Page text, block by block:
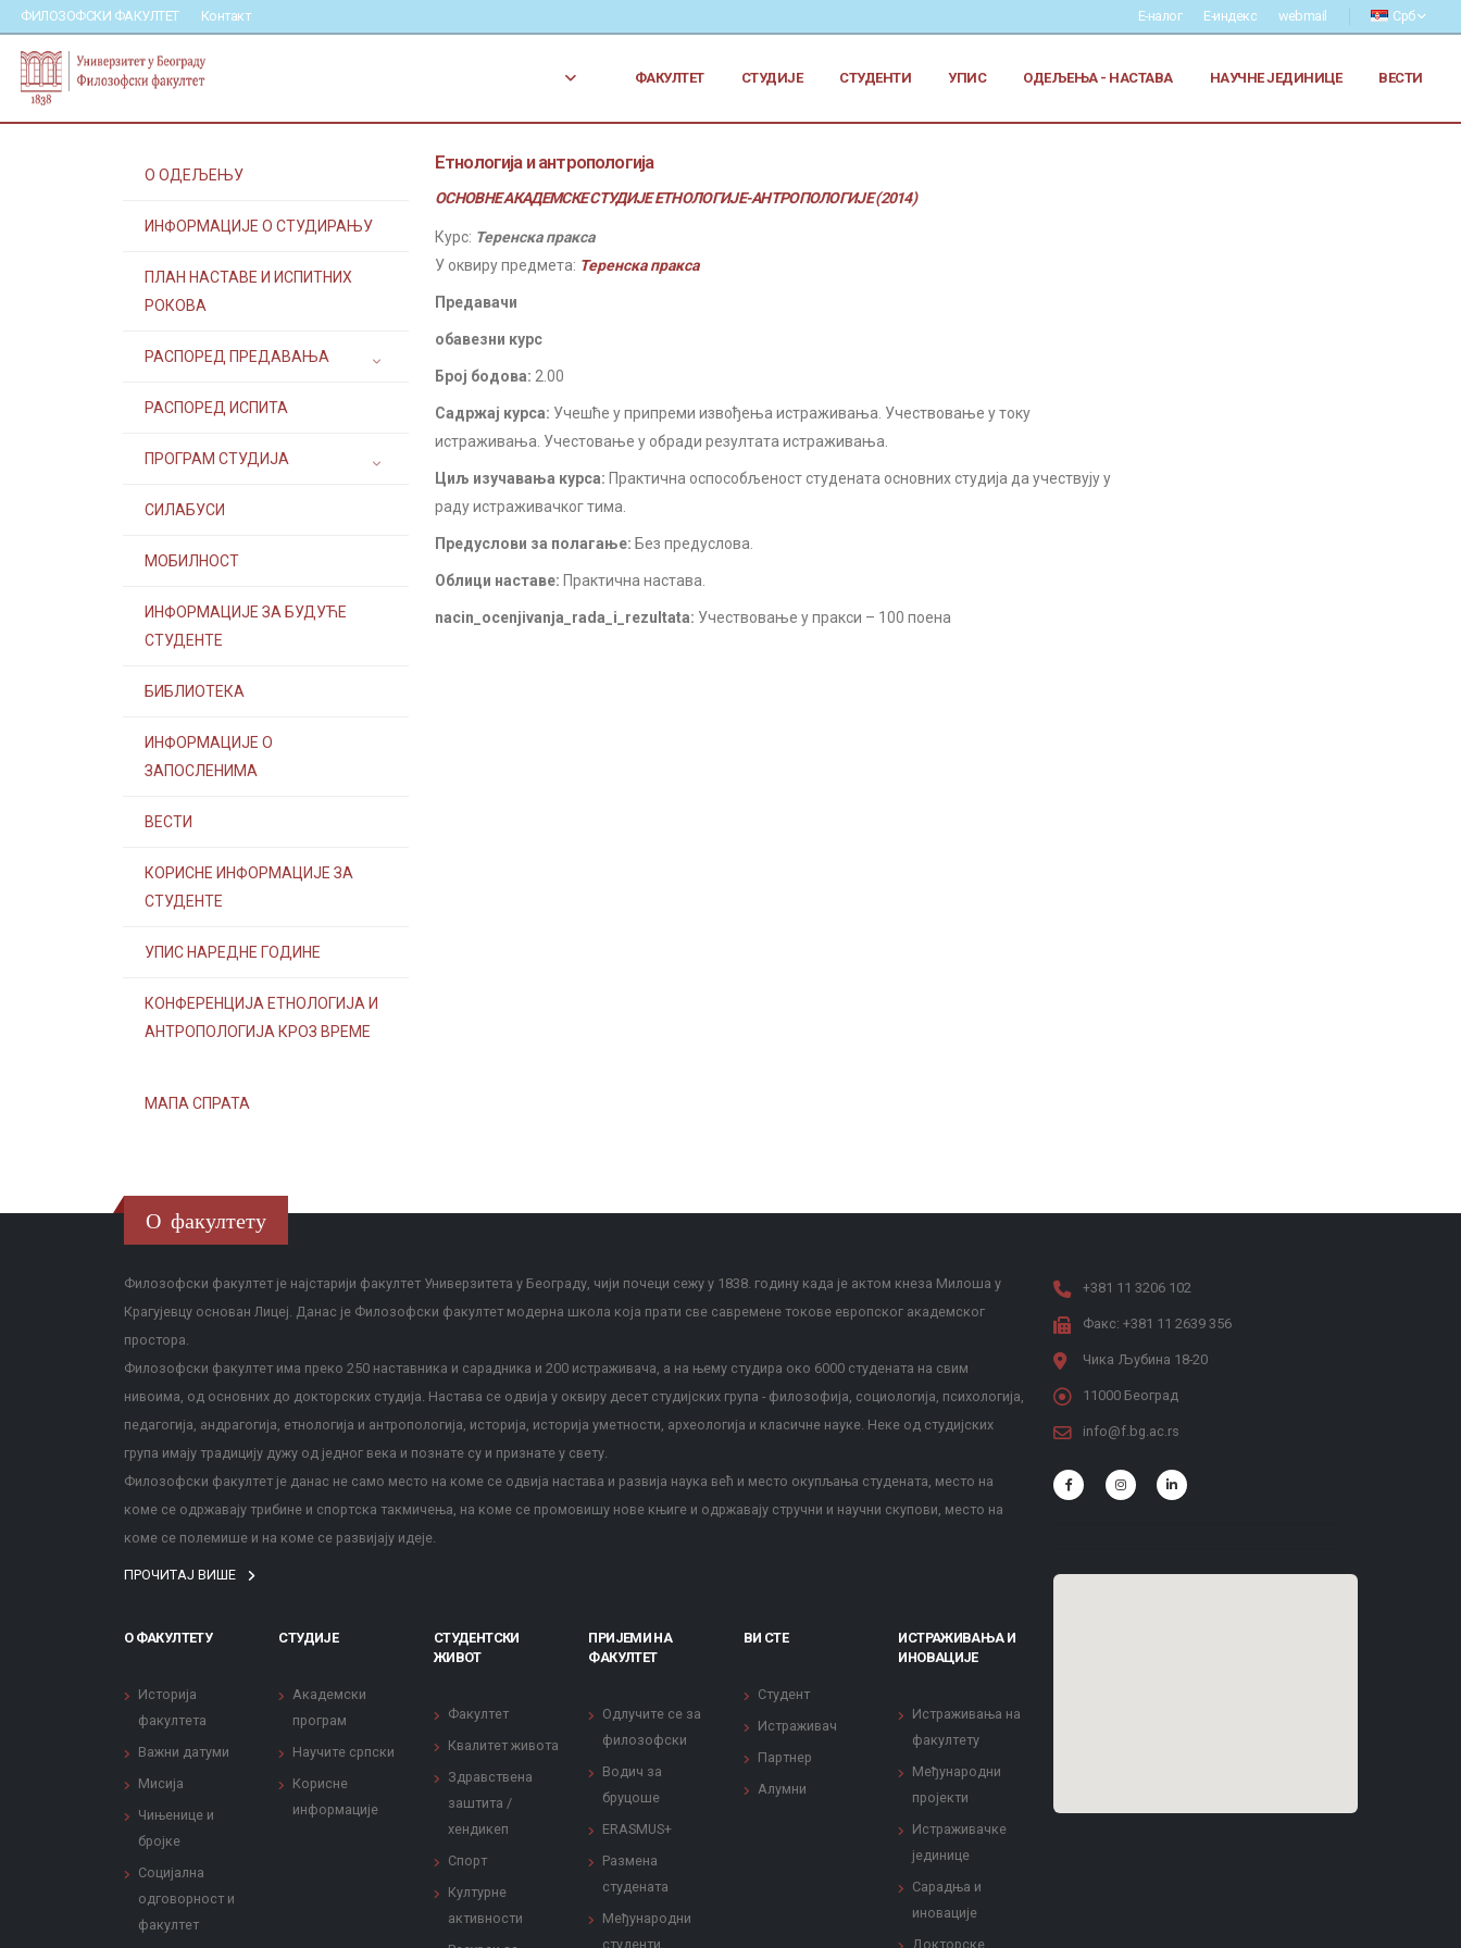
ФИЛОЗОФСКИ ФАКУЛТЕТ Контакт Е-налог Е-индекс webmail Срб
ФАКУЛТЕТ СТУДИЈЕ СТУДЕНТИ УПИС ОДЕЉЕЊА - НАСТАВА НАУЧНЕ ЈЕДИНИЦЕ ВЕСТИ
О ОДЕЉЕЊУ
ИНФОРМАЦИЈЕ О СТУДИРАЊУ
ПЛАН НАСТАВЕ И ИСПИТНИХ
РОКОВА
РАСПОРЕД ПРЕДАВАЊА
РАСПОРЕД ИСПИТА
ПРОГРАМ СТУДИЈА
СИЛАБУСИ
МОБИЛНОСТ
ИНФОРМАЦИЈЕ ЗА БУДУЋЕ
СТУДЕНТЕ
БИБЛИОТЕКА
ИНФОРМАЦИЈЕ О
ЗАПОСЛЕНИМА
ВЕСТИ
КОРИСНЕ ИНФОРМАЦИЈЕ ЗА
СТУДЕНТЕ
УПИС НАРЕДНЕ ГОДИНЕ
КОНФЕРЕНЦИЈА ЕТНОЛОГИЈА И
АНТРОПОЛОГИЈА КРОЗ ВРЕМЕ
МАПА СПРАТА
Етнологија и антропологија
ОСНОВНЕ АКАДЕМСКЕ СТУДИЈЕ ЕТНОЛОГИЈЕ-АНТРОПОЛОГИЈЕ (2014)
Курс: Теренска пракса
У оквиру предмета: Теренска пракса
Предавачи
обавезни курс
Број бодова: 2.00
Садржај курса: Учешће у припреми извођења истраживања. Учествовање у току
истраживања. Учестовање у обради резултата истраживања.
Циљ изучавања курса: Практична оспособљеност студената основних студија да учествују у
раду истраживачког тима.
Предуслови за полагање: Без предуслова.
Облици наставе: Практична настава.
nacin_ocenjivanja_rada_i_rezultata: Учествовање у пракси – 100 поена
О факултету
Филозофски факултет је најстарији факултет Универзитета у Београду, чији почеци сежу у 1838. годину када је актом кнеза Милоша у
Крагујевцу основан Лицеј. Данас је Филозофски факултет модерна школа која прати све савремене токове европског академског
простора.
Филозофски факултет има преко 250 наставника и сарадника и 200 истраживача, а на њему студира око 6000 студената на свим
нивоима, од основних до докторских студија. Настава се одвија у оквиру десет студијских група - филозофија, социологија, психологија,
педагогија, андрагогија, етнологија и антропологија, историја, историја уметности, археологија и класичне науке. Неке од студијских
група имају традицију дужу од једног века и познате су и признате у свету.
Филозофски факултет је данас не само место на коме се одвија настава и развија наука већ и место окупљања студената, место на
коме се одржавају трибине и спортска такмичења, на коме се промовишу нове књиге и одржавају стручни и научни скупови, место на
коме се полемише и на коме се развијају идеје.
ПРОЧИТАЈ ВИШЕ
О ФАКУЛТЕТУ
Историја
факултета
Важни датуми
Мисија
Чињенице и
бројке
Социјална
одговорност и
факултет
СТУДИЈЕ
Академски
програм
Научите српски
Корисне
информације
СТУДЕНТСКИ
ЖИВОТ
Факултет
Квалитет живота
Здравствена
заштита /
хендикеп
Спорт
Културне
активности
ПРИЈЕМИ НА
ФАКУЛТЕТ
Одлучите се за
филозофски
Водич за
бруцоше
ERASMUS+
Размена
студената
Међународни
студенти
ВИ СТЕ
Студент
Истраживач
Партнер
Алумни
ИСТРАЖИВАЊА И
ИНОВАЦИЈЕ
Истраживања на
факултету
Међународни
пројекти
Истраживачке
јединице
Сарадња и
иновације
Докторске
+381 11 3206 102
Факс: +381 11 2639 356
Чика Љубина 18-20
11000 Београд
info@f.bg.ac.rs